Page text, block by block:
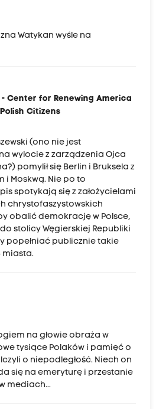
Watykan wyśle na
- Center for Renewing America
Citizens
(ono nie jest
wylocie z zarządzenia Ojca
pomylił się Berlin i Bruksela z
i Moskwą. Nie po to
spotykają się z założycielami
chrystofaszystowskich
obalić demokrację w Polsce,
stolicy Węgierskiej Republiki
popełniać publicznie takie
miasta.
na głowie obraża w
tysiące Polaków i pamięć o
o niepodległość. Niech on
się na emeryturę i przestanie
mediach...